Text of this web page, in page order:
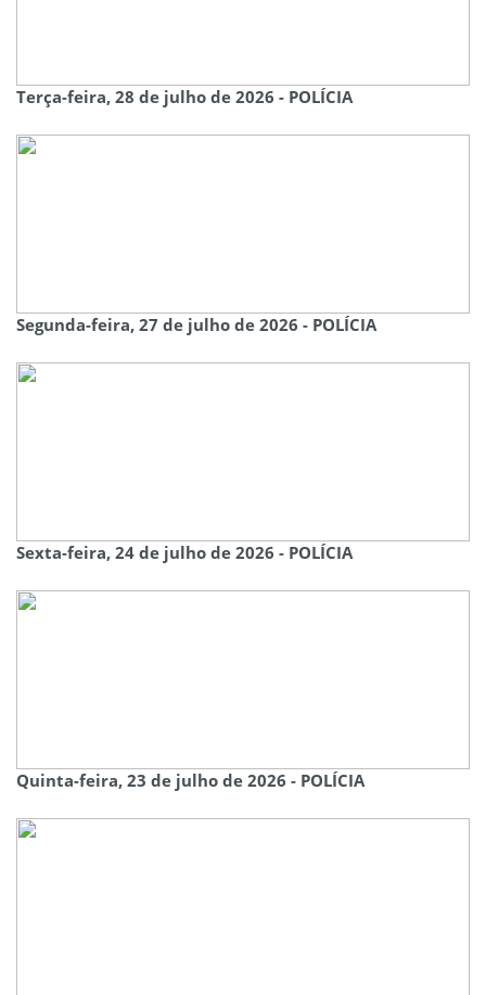
Terça-feira, 28 de julho de 2026 - POLÍCIA
Segunda-feira, 27 de julho de 2026 - POLÍCIA
Sexta-feira, 24 de julho de 2026 - POLÍCIA
Quinta-feira, 23 de julho de 2026 - POLÍCIA